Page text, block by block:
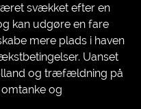
svækket efter en
kan udgøre en fare
mere plads i haven
Uanset
og træfældning på
og